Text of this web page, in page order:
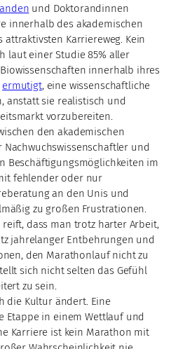
und Doktorandinnen
innerhalb des akademischen
attraktivsten Karriereweg. Kein
laut einer Studie 85% aller
innerhalb ihres
ermutigt, eine wissenschaftliche
anstatt sie realistisch und
vorzubereiten.
den akademischen
und
Beschäftigungsmöglichkeiten im
fehlender oder nur
an den Unis und
zu großen Frustrationen.
dass man trotz harter Arbeit,
jahrelanger Entbehrungen und
den Marathonlauf nicht zu
sich nicht selten das Gefühl
zu sein.
die Kultur ändert. Eine
Etappe in einem Wettlauf und
Karriere ist kein Marathon mit